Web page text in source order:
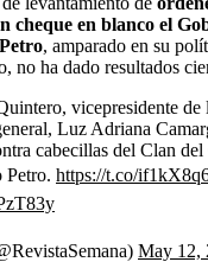
cheque en blanco el
, amparado en su
no ha dado resultados
vicepresidente de
Luz Adriana
cabecillas del Clan
Petro. https://t.co/
May 12,